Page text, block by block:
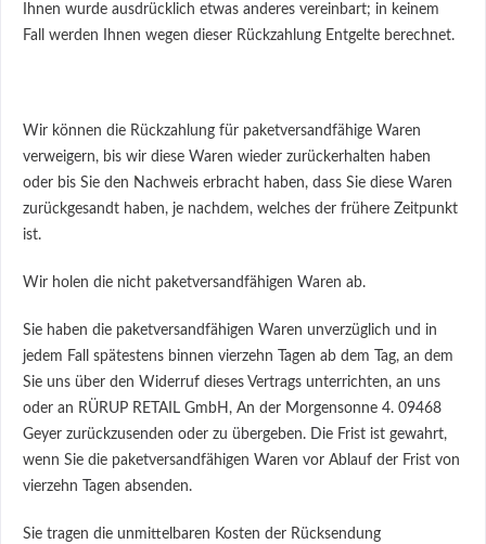
Ihnen wurde ausdrücklich etwas anderes vereinbart; in keinem
Fall werden Ihnen wegen dieser Rückzahlung Entgelte berechnet.
Wir können die Rückzahlung für paketversandfähige Waren
verweigern, bis wir diese Waren wieder zurückerhalten haben
oder bis Sie den Nachweis erbracht haben, dass Sie diese Waren
zurückgesandt haben, je nachdem, welches der frühere Zeitpunkt
ist.
Wir holen die nicht paketversandfähigen Waren ab.
Sie haben die paketversandfähigen Waren unverzüglich und in
jedem Fall spätestens binnen vierzehn Tagen ab dem Tag, an dem
Sie uns über den Widerruf dieses Vertrags unterrichten, an uns
oder an RÜRUP RETAIL GmbH, An der Morgensonne 4. 09468
Geyer zurückzusenden oder zu übergeben. Die Frist ist gewahrt,
wenn Sie die paketversandfähigen Waren vor Ablauf der Frist von
vierzehn Tagen absenden.
Sie tragen die unmittelbaren Kosten der Rücksendung